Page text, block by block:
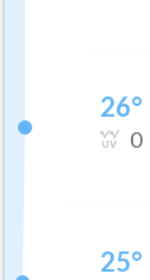
26°
0
25°